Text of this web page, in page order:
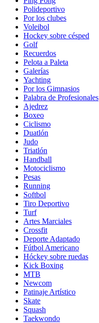
Polideportivo
Por los clubes
Voleibol
Hockey sobre césped
Golf
Recuerdos
Pelota a Paleta
Galerías
Yachting
Por los Gimnasios
Palabra de Profesionales
Ajedrez
Boxeo
Ciclismo
Duatlón
Judo
Triatlón
Handball
Motociclismo
Pesas
Running
Softbol
Tiro Deportivo
Turf
Artes Marciales
Crossfit
Deporte Adaptado
Fútbol Americano
Hóckey sobre ruedas
Kick Boxing
MTB
Newcom
Patinaje Artístico
Skate
Squash
Taekwondo